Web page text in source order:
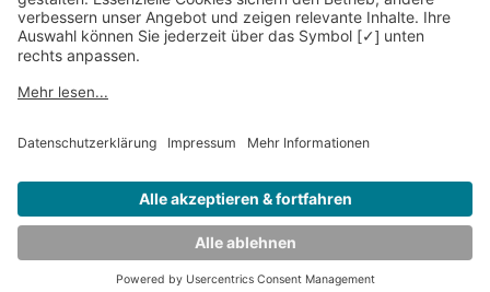
Datenschutz
Newsletter
Entwickelt durchJOBIQO